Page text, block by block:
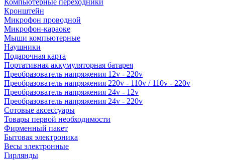
Компьютерные переходники
Кронштейн
Микрофон проводной
Микрофон-караоке
Мыши компьютерные
Наушники
Подарочная карта
Портативная аккумуляторная батарея
Преобразователь напряжения 12v - 220v
Преобразователь напряжения 220v - 110v / 110v - 220v
Преобразователь напряжения 24v - 12v
Преобразователь напряжения 24v - 220v
Сотовые аксессуары
Товары первой необходимости
Фирменный пакет
Бытовая электроника
Весы электронные
Гирлянды